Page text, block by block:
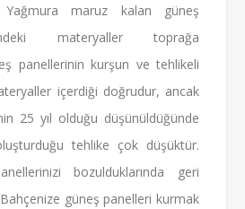
Yağmura maruz kalan güneş
materyaller toprağa
panellerinin kurşun ve tehlikeli
içerdiği doğrudur, ancak
25 yıl olduğu düşünüldüğünde
tehlike çok düşüktür.
bozulduklarında geri
güneş panelleri kurmak